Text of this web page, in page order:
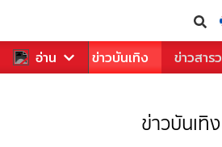
อ่าน
ฬา ข่าว ข่าวบันเทิง ข่าวสาร
ข่าวบันเทิง